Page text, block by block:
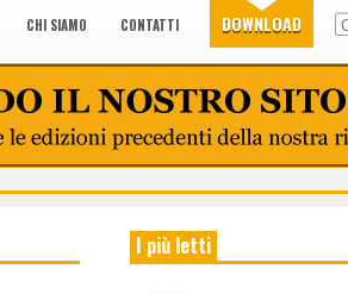
CHI SIAMO CONTATTI DOWNLOAD
I più letti